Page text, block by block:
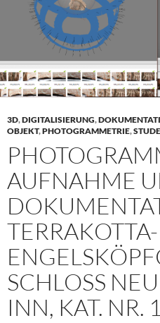
3D,DIGITALISIERUNG,
OBJEKT,PHOTOGRAMMETRIE,
AUFNAHME
TERRAKOTTA-
SCHLOSS
INN, KAT. NR.